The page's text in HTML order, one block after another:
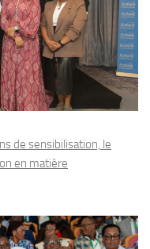
de sensibilisation, le
en matière